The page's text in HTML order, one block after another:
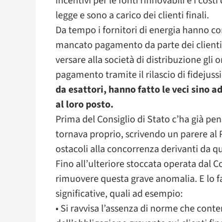
legge e sono a carico dei clienti finali.
Da tempo i fornitori di energia hanno
mancato pagamento da parte dei
versare alla società di distribuzione gli
pagamento tramite il rilascio di
da esattori, hanno fatto le veci sino
al loro posto.
Prima del Consiglio di Stato c’ha già
tornava proprio, scrivendo un parere al
ostacoli alla concorrenza derivanti da
Fino all’ulteriore stoccata operata dal
rimuovere questa grave anomalia. E lo
significative, quali ad esempio:
• Si ravvisa l’assenza di norme che